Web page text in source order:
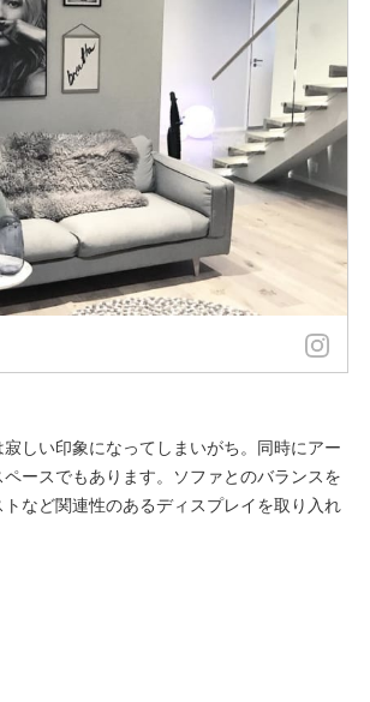
しい印象になってしまいがち。同時にアー
ペースでもあります。ソファとのバランスを
など関連性のあるディスプレイを取り入れ